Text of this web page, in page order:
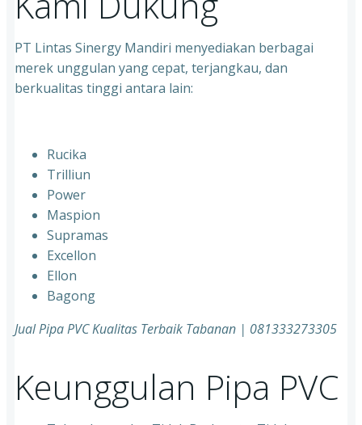
PT Lintas Sinergy Mandiri menyediakan berbagai
merek unggulan yang cepat, terjangkau, dan
berkualitas tinggi antara lain:
Rucika
Trilliun
Power
Maspion
Supramas
Excellon
Ellon
Bagong
Jual Pipa PVC Kualitas Terbaik Tabanan | 081333273305
Keunggulan Pipa PVC